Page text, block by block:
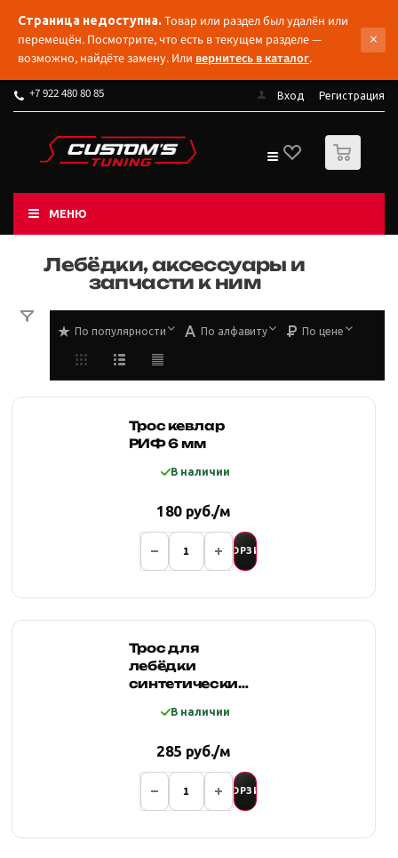
Страница недоступна. Товар или раздел был удалён или
перемещён. Посмотрите, что есть в текущем разделе —
возможно, найдёте замену. Или вернитесь в каталог.
×
+7 922 480 80 85 Вход Регистрация
0
МЕНЮ
Лебёдки, аксессуары и
запчасти к ним
По популярности По алфавиту По цене
Трос кевлар
РИФ 6 мм
В наличии
180 руб./м
В КОРЗИНУ
Трос для
лебёдки
синтетический
черныйВ наличии
285 руб./м
В КОРЗИНУ